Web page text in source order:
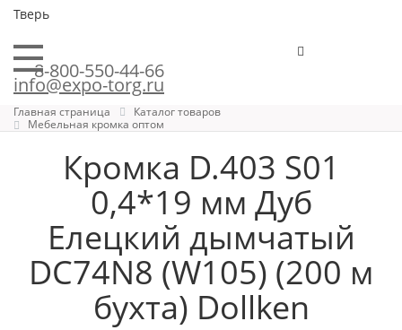
Тверь
8-800-550-44-66
info@expo-torg.ru
Главная страница
Каталог товаров
Мебельная кромка оптом
Кромка D.403 S01
0,4*19 мм Дуб
Елецкий дымчатый
DC74N8 (W105) (200 м
бухта) Dollken